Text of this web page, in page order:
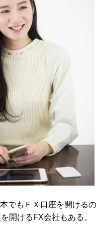
でもＦＸ口座を開ける
開けるFX会社もある。